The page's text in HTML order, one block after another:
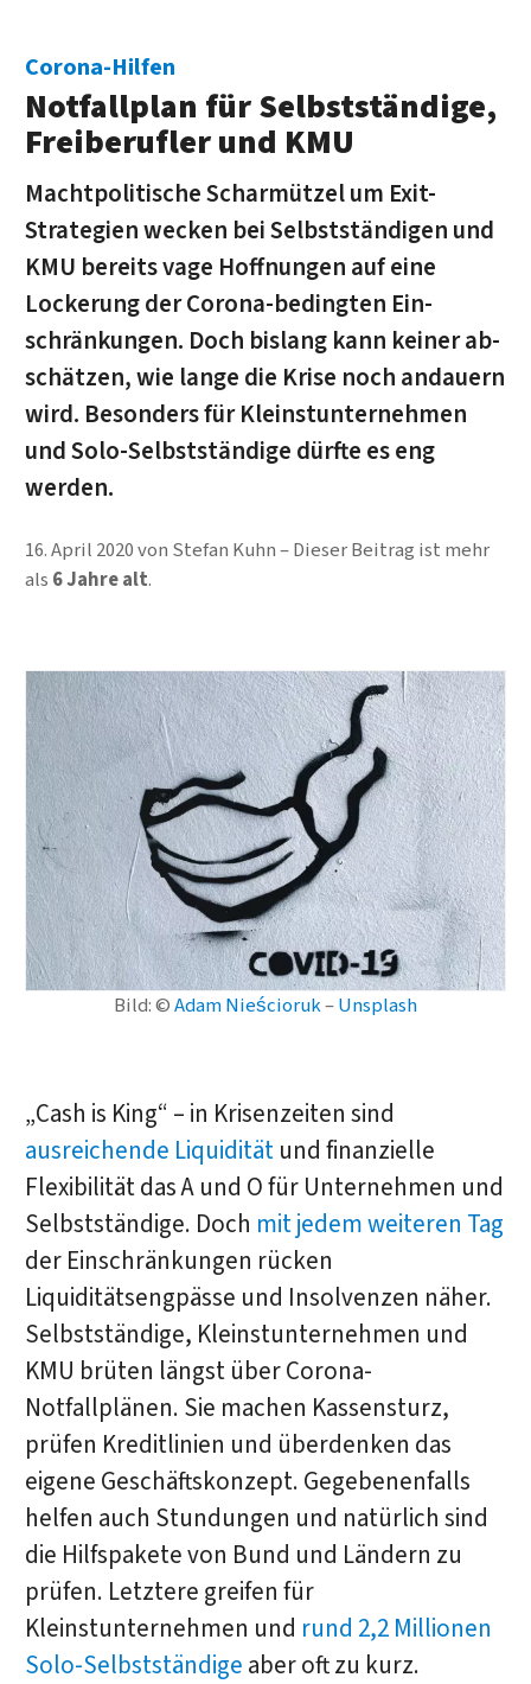
Bild: ©Adam Nieścioruk–Unsplash
Corona-Hilfen
Notfallplan für Selbst­ständige,
Frei­berufler und KMU
Machtpolitische Schar­mützel um Exit-
Strategien wecken bei Selbst­ständigen und
KMU bereits vage Hoffnungen auf eine
Lockerung der Corona-bedingten Ein­
schränkungen. Doch bis­lang kann keiner ab­
schätzen, wie lange die Krise noch andauern
wird. Besonders für Kleinst­unternehmen
und Solo-Selbst­ständige dürfte es eng
werden.
16. April 2020von Stefan Kuhn
Dieser Beitrag ist mehr
als 6 Jahre alt.
„Cash is King“ – in Krisenzeiten sind
ausreichende Liquiditätund finanzielle
Flexibilität das A und O für Unternehmen und
Selbstständige. Doch mit jedem weiteren Tag
der Einschränkungen rücken
Liquiditätsengpässe und Insolvenzen näher.
Selbstständige, Kleinstunternehmen und
KMU brüten längst über Corona-
Notfallplänen. Sie machen Kassensturz,
prüfen Kreditlinien und überdenken das
eigene Geschäftskonzept. Gegebenenfalls
helfen auch Stundungen und natürlich sind
die Hilfspakete von Bund und Ländern zu
prüfen. Letztere greifen für
Kleinstunternehmen und rund 2,2 Millionen
Solo-Selbstständige aber oft zu kurz.